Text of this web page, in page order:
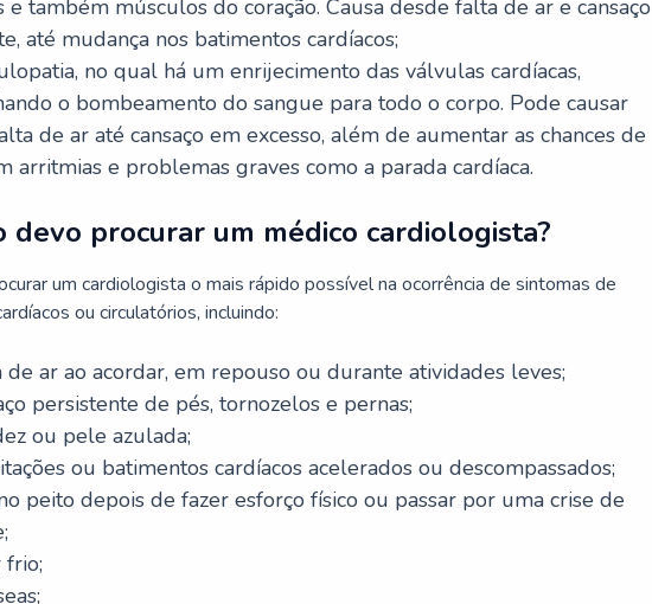
e também músculos do coração. Causa desde falta de ar e cansaço
até mudança nos batimentos cardíacos;
no qual há um enrijecimento das válvulas cardíacas,
o bombeamento do sangue para todo o corpo. Pode causar
de ar até cansaço em excesso, além de aumentar as chances de
arritmias e problemas graves como a parada cardíaca.
devo procurar um médico cardiologista?
um cardiologista o mais rápido possível na ocorrência de sintomas de
ou circulatórios, incluindo:
de ar ao acordar, em repouso ou durante atividades leves;
persistente de pés, tornozelos e pernas;
ou pele azulada;
ou batimentos cardíacos acelerados ou descompassados;
peito depois de fazer esforço físico ou passar por uma crise de
frio;